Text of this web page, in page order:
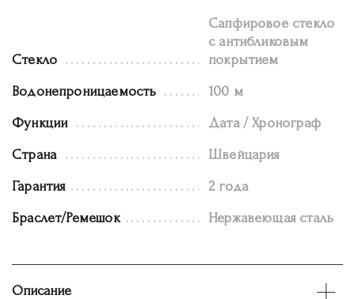
Стекло
Сапфировое стекло
с антибликовым
покрытием
Водонепроницаемость 100 м
Функции Дата / Хронограф
Страна Швейцария
Гарантия 2 года
Браслет/Ремешок Нержавеющая сталь
Описание